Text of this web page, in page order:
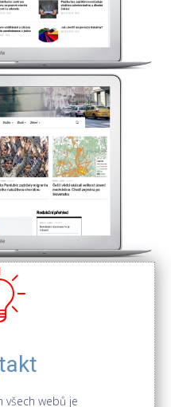
všech webů je